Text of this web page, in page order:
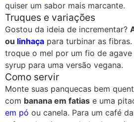
quiser um sabor mais marcante.
Truques e variações
Gostou da ideia de incrementar?
ou linhaça para turbinar as
troque o mel por um fio de agave
syrup para uma versão vegana.
Como servir
Monte suas panquecas bem
com banana em fatias e uma
em pó ou canela. Para um café